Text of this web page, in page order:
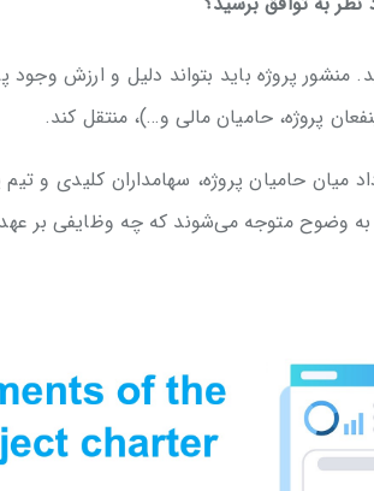
منشور پروژه باید بتواند دلیل و ارزش وجود
پروژه، حامیان مالی و…)، منتقل کند.
میان حامیان پروژه، سهامداران کلیدی و
وضوح متوجه می‌شوند که چه وظایفی بر